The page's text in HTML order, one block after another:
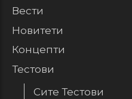
Вести
Новитети
Концепти
Тестови
Сите Тестови